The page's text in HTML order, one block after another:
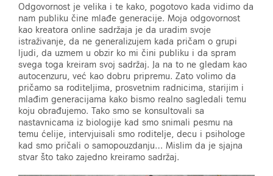
Odgovornost je velika i te kako, pogotovo kada vidimo da
nam publiku čine mlađe generacije. Moja odgovornost
kao kreatora online sadržaja je da uradim svoje
istraživanje, da ne generalizujem kada pričam o grupi
ljudi, da uzmem u obzir ko mi čini publiku i da spram
svega toga kreiram svoj sadržaj. Ja na to ne gledam kao
autocenzuru, već kao dobru pripremu. Zato volimo da
pričamo sa roditeljima, prosvetnim radnicima, starijim i
mlađim generacijama kako bismo realno sagledali temu
koju obrađujemo. Tako smo se konsultovali sa
nastavnicama iz biologije kad smo snimali pesmu na
temu ćelije, intervjuisali smo roditelje, decu i psihologe
kad smo pričali o samopouzdanju… Mislim da je sjajna
stvar što tako zajedno kreiramo sadržaj.